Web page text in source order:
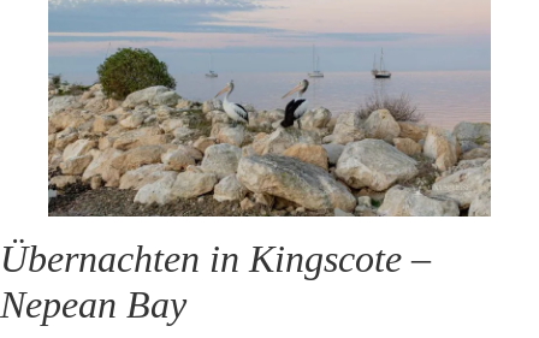
Übernachten in Kingscote –
Nepean Bay